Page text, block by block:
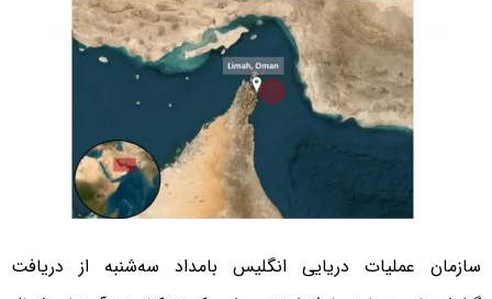
سازمان عملیات دریایی انگلیس بامداد سه‌شنبه از دریافت